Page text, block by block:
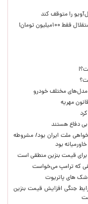
را متوقف کند
تومان!
مهریه
دفاع هستند
ملت ایران بود/ مشروطه
بود
برای قیمت بنزین منطقی است
که ترامپ می‌خواست
های پاتریوت
جنگی افزایش قیمت بنزین